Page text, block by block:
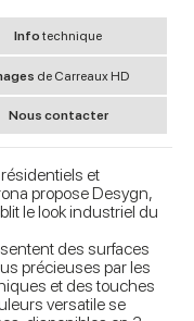
Infotechnique
de Carreaux HD
Nous contacter
et
propose Desygn,
le look industriel du
des surfaces
précieuses par les
et des touches
versatile se